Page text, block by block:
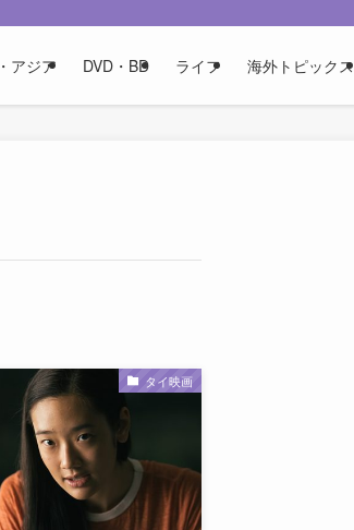
アジア DVD・BD ライフ 海外トピックス
タイ映画